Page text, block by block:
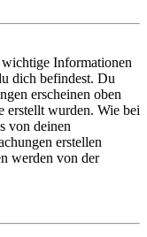
Informationen
dich befindest. Du
erscheinen oben
erstellt wurden. Wie bei
von deinen
erstellen
werden von der